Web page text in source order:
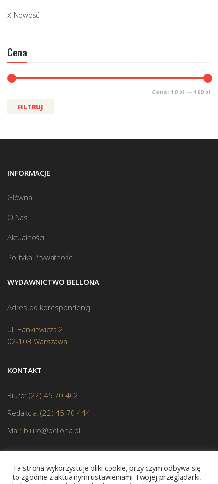
Nowość
Cena
FILTRUJ
Cena: 10 zł — 190 zł
INFORMACJE
Główna
O Nas
Aktualności
Polityka Prywatności
WYDAWNICTWO BELLONA
Adres do korespondencji
ul. Hankiewicza 2
02-103 Warszawa
KONTAKT
Biuro: (22) 45 70 402
Redakcja: (22) 45 70 444
Mail: biuro@bellona.pl
Ta strona wykorzystuje pliki cookie, przy czym odbywa się
to zgodnie z aktualnymi ustawieniami Twojej przeglądarki,